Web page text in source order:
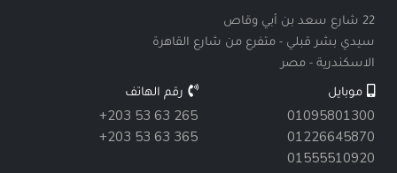
22 شارع سعد بن أبي وقاص
سيدي بشر قبلي - متفرع من شارع القاهرة
الاسكندرية - مصر
موبايل
01095801300
01226645870
01555510920
رقم الهاتف
+203 53 63 265
+203 53 63 365